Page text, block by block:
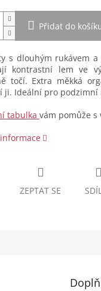
Přidat do
s dlouhým rukávem
kontrastní lem ve
točí. Extra měkká
ji. Ideální pro podzimní
tabulka vám pomůže s
ZEPTAT SE